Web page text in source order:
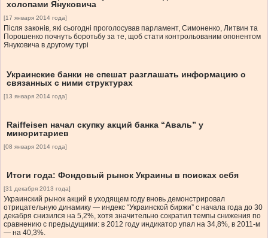
холопами Януковича
[17 января 2014 года]
Після законів, які сьогодні проголосував парламент, Симоненко, Литвин та
Порошенко почнуть боротьбу за те, щоб стати контрольованим опонентом
Януковича в другому турі
Украинские банки не спешат разглашать информацию о
связанных с ними структурах
[13 января 2014 года]
Raiffeisen начал скупку акций банка “Аваль” у
миноритариев
[08 января 2014 года]
Итоги года: Фондовый рынок Украины в поисках себя
[31 декабря 2013 года]
Украинский рынок акций в уходящем году вновь демонстрировал
отрицательную динамику — индекс “Украинской биржи” с начала года до 30
декабря снизился на 5,2%, хотя значительно сократил темпы снижения по
сравнению с предыдущими: в 2012 году индикатор упал на 34,8%, в 2011-м
— на 40,3%.